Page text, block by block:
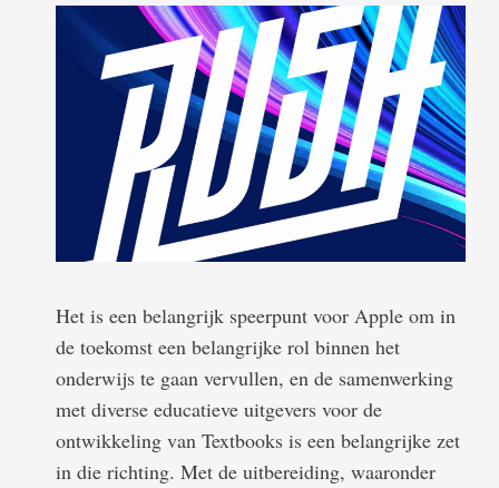
Het is een belangrijk speerpunt voor Apple om in
de toekomst een belangrijke rol binnen het
onderwijs te gaan vervullen, en de samenwerking
met diverse educatieve uitgevers voor de
ontwikkeling van Textbooks is een belangrijke zet
in die richting. Met de uitbereiding, waaronder